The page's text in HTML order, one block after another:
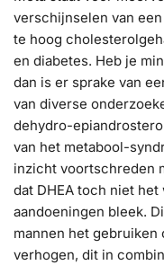
verschijnselen van
te hoog
en diabetes. Heb je
dan is er sprake van
van diverse
dehydro-
van het metabool-
inzicht voortschreden
dat DHEA toch niet
aandoeningen bleek.
mannen het
verhogen, dit in